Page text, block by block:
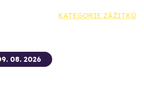
KATEGORIE ZÁŽITKŮ
08. 2026